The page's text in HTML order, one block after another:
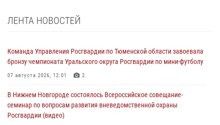
ЛЕНТА НОВОСТЕЙ
Команда Управления Росгвардии по Тюменской области завоевала
бронзу чемпионата Уральского округа Росгвардии по мини-футболу
07 августа 2026, 12:01 2
В Нижнем Новгороде состоялось Всероссийское совещание-
семинар по вопросам развития вневедомственной охраны
Росгвардии (видео)